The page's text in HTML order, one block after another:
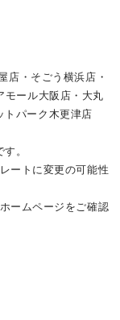
店・そごう横浜店・
モール大阪店・大丸
トパーク木更津店
。
ートに変更の可能性
ームページをご確認